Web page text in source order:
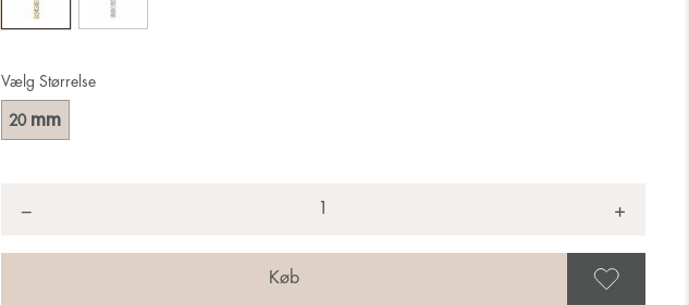
Vælg Størrelse
20 mm
− +